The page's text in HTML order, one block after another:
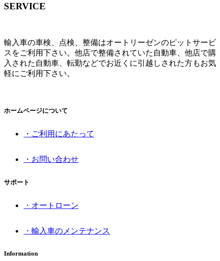
SERVICE
輸入車の車検、点検、整備はオートリーゼンのピットサービ
スをご利用下さい。他店で整備されていた自動車、他店で購
入された自動車、転勤などでお近くに引越しされた方もお気
軽にご利用下さい。
ホームページについて
・ご利用にあたって
・お問い合わせ
サポート
・オートローン
・輸入車のメンテナンス
Information